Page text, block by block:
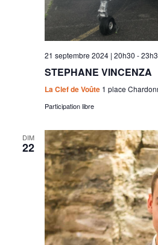
21 septembre 2024 | 20h30 -
STEPHANE VINCENZA
La Clef de Voûte 1 place
Participation libre
DIM
22